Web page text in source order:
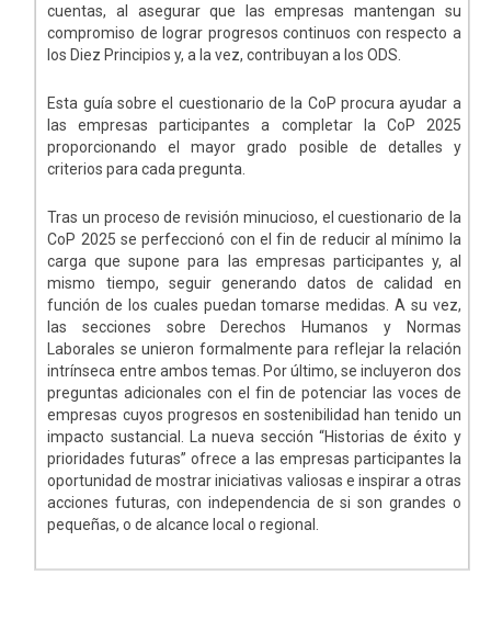
cuentas, al asegurar que las empresas mantengan su
compromiso de lograr progresos continuos con respecto a
los Diez Principios y, a la vez, contribuyan a los ODS.
Esta guía sobre el cuestionario de la CoP procura ayudar a
las empresas participantes a completar la CoP 2025
proporcionando el mayor grado posible de detalles y
criterios para cada pregunta.
Tras un proceso de revisión minucioso, el cuestionario de la
CoP 2025 se perfeccionó con el fin de reducir al mínimo la
carga que supone para las empresas participantes y, al
mismo tiempo, seguir generando datos de calidad en
función de los cuales puedan tomarse medidas. A su vez,
las secciones sobre Derechos Humanos y Normas
Laborales se unieron formalmente para reflejar la relación
intrínseca entre ambos temas. Por último, se incluyeron dos
preguntas adicionales con el fin de potenciar las voces de
empresas cuyos progresos en sostenibilidad han tenido un
impacto sustancial. La nueva sección “Historias de éxito y
prioridades futuras” ofrece a las empresas participantes la
oportunidad de mostrar iniciativas valiosas e inspirar a otras
acciones futuras, con independencia de si son grandes o
pequeñas, o de alcance local o regional.